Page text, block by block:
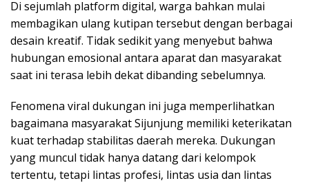
Di sejumlah platform digital, warga bahkan mulai
membagikan ulang kutipan tersebut dengan berbagai
desain kreatif. Tidak sedikit yang menyebut bahwa
hubungan emosional antara aparat dan masyarakat
saat ini terasa lebih dekat dibanding sebelumnya.
Fenomena viral dukungan ini juga memperlihatkan
bagaimana masyarakat Sijunjung memiliki keterikatan
kuat terhadap stabilitas daerah mereka. Dukungan
yang muncul tidak hanya datang dari kelompok
tertentu, tetapi lintas profesi, lintas usia dan lintas